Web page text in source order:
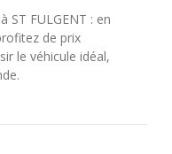
ST FULGENT : en
de prix
le véhicule idéal,